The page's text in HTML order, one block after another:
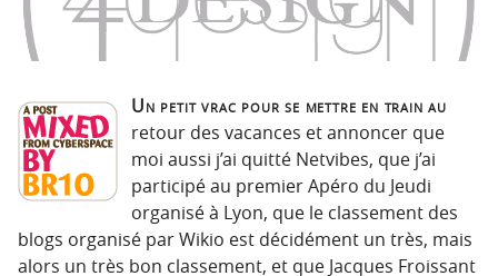
Un petit vrac pour se mettre en train au
retour des vacances et annoncer que
moi aussi j’ai quitté Netvibes, que j’ai
participé au premier Apéro du Jeudi
organisé à Lyon, que le classement des
blogs organisé par Wikio est décidément un très, mais
alors un très bon classement, et que Jacques Froissant